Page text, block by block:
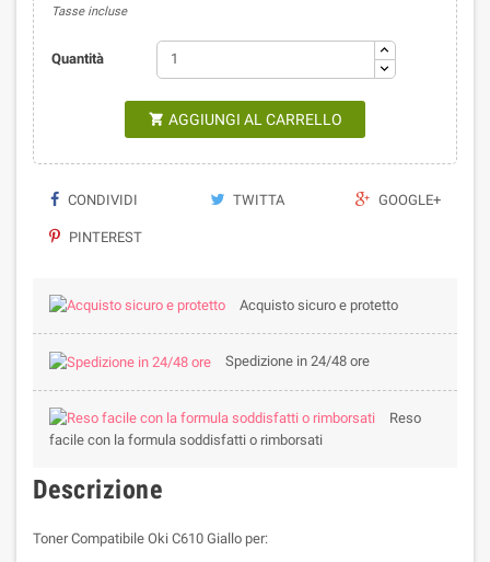
Tasse incluse
Quantità
 AGGIUNGI AL CARRELLO
CONDIVIDI TWITTA GOOGLE+
PINTEREST
Acquisto sicuro e protetto
Spedizione in 24/48 ore
Reso
facile con la formula soddisfatti o rimborsati
Descrizione
Toner Compatibile Oki C610 Giallo per: